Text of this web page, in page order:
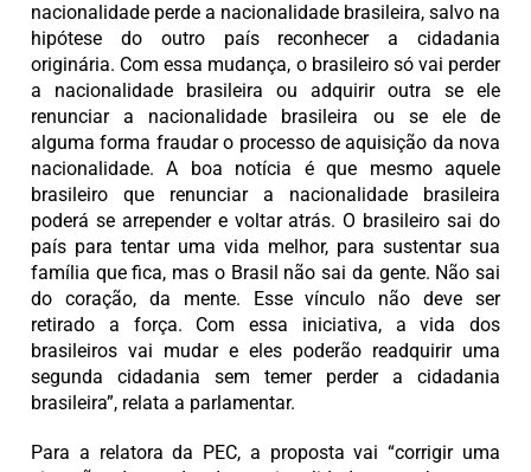
nacionalidade perde a nacionalidade brasileira, salvo na
hipótese do outro país reconhecer a cidadania
originária. Com essa mudança, o brasileiro só vai perder
a nacionalidade brasileira ou adquirir outra se ele
renunciar a nacionalidade brasileira ou se ele de
alguma forma fraudar o processo de aquisição da nova
nacionalidade. A boa notícia é que mesmo aquele
brasileiro que renunciar a nacionalidade brasileira
poderá se arrepender e voltar atrás. O brasileiro sai do
país para tentar uma vida melhor, para sustentar sua
família que fica, mas o Brasil não sai da gente. Não sai
do coração, da mente. Esse vínculo não deve ser
retirado a força. Com essa iniciativa, a vida dos
brasileiros vai mudar e eles poderão readquirir uma
segunda cidadania sem temer perder a cidadania
brasileira”, relata a parlamentar.
Para a relatora da PEC, a proposta vai “corrigir uma